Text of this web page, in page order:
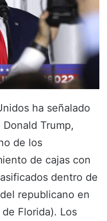
ha señalado
Trump,
de los
de cajas con
dentro de
republicano en
Florida). Los